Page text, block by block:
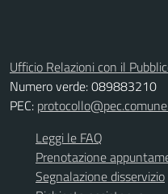
Ufficio Relazioni con il
Numero verde: 089883210
PEC:
Leggi le FAQ
Prenotazione
Segnalazione disservizio